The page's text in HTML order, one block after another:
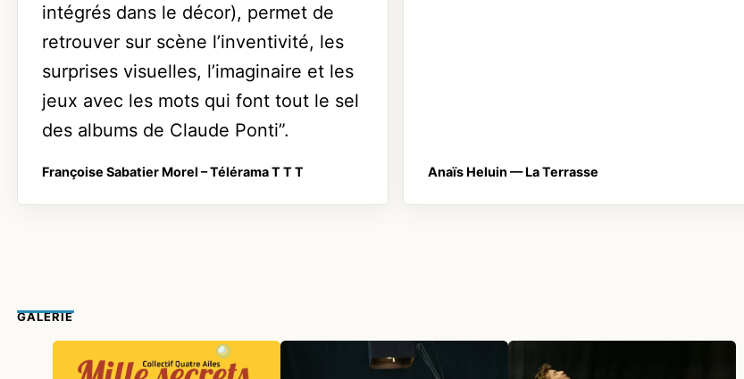
intégrés dans le décor), permet de
retrouver sur scène l’inventivité, les
surprises visuelles, l’imaginaire et les
jeux avec les mots qui font tout le sel
des albums de Claude Ponti”.
Françoise Sabatier Morel – TéléramaT T T Anaïs Heluin — La Terrasse
GALERIE